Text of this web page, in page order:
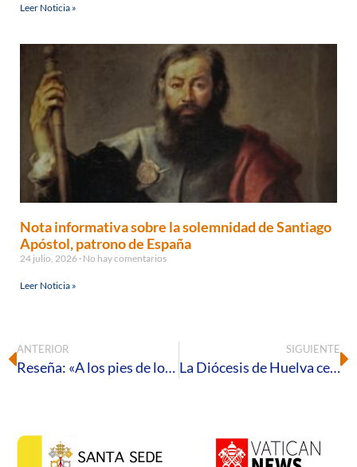
Leer Noticia »
Nota informativa sobre la solemnidad de Santiago
Apóstol, patrono de España
24 julio, 2026 No hay comentarios
Leer Noticia »
ANTERIOR
Reseña: «A los pies de los discípulos»
SIGUIENTE
La Diócesis de Huelva celebra la Semana del Matrimonio